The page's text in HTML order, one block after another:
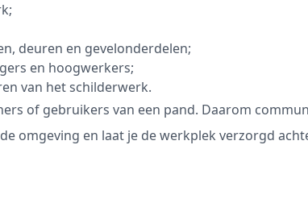
deuren en gevelonderdelen;
en hoogwerkers;
van het schilderwerk.
of gebruikers van een pand. Daarom
omgeving en laat je de werkplek verzorgd